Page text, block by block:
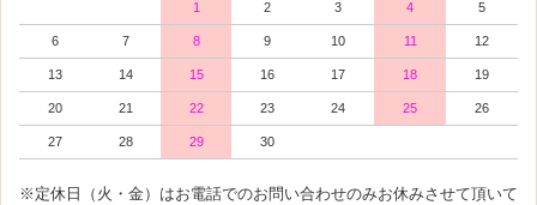
1 2 3 4 5
6 7 8 9 10 11 12
13 14 15 16 17 18 19
20 21 22 23 24 25 26
27 28 29 30
※定休日（火・金）はお電話でのお問い合わせのみお休みさせて頂いて